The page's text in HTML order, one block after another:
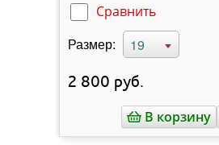
Сравнить
Размер: 19
2 800 руб.
В корзину